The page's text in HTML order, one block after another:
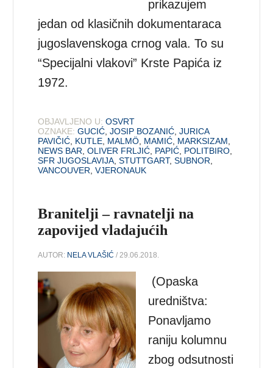
prikazujem
jedan od klasičnih dokumentaraca
jugoslavenskoga crnog vala. To su
“Specijalni vlakovi” Krste Papića iz
1972.
OBJAVLJENO U: OSVRT
OZNAKE: GUCIĆ,JOSIP BOZANIĆ,JURICA
PAVIČIĆ, KUTLE, MALMӦ, MAMIĆ, MARKSIZAM,
NEWS BAR,OLIVER FRLJIĆ, PAPIĆ, POLITBIRO,
SFR JUGOSLAVIJA,STUTTGART,SUBNOR,
VANCOUVER,VJERONAUK
Branitelji – ravnatelji na
zapovijed vladajućih
AUTOR: NELA VLAŠIĆ / 29.06.2018.
(Opaska
uredništva:
Ponavljamo
raniju kolumnu
zbog odsutnosti